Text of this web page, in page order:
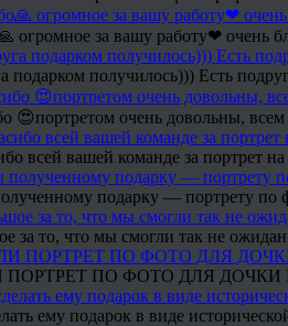
огромное за вашу работу❤ очень
подарком получилось))) Есть
😍портретом очень довольны,
всей вашей команде за портрет на
подарку — портрету по
за то, что мы смогли так не
ПОРТРЕТ ПО ФОТО ДЛЯ
ему подарок в виде